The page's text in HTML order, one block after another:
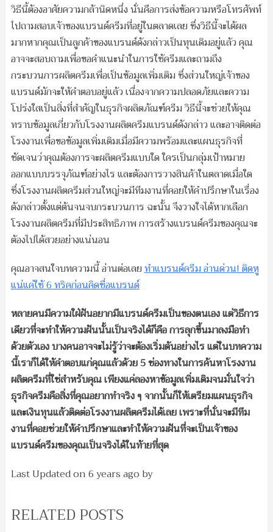
วิธีนี้ต้องอาศัยความกล้านิดหนึ่ง นั่นคือการส่งข้อความหรือโทรศัพท์
ไปถามสอบเจ้าของแบรนด์ครีมที่อยู่ในตลาดเลย ซึ่งวิธีนี้จะได้ผล
มากหากคุณเป็นลูกค้าของแบรนด์ดังกล่าวเป็นทุนเดิมอยู่แล้ว คุณ
อาจจะสอบถามเพื่อขอคำแนะนำในการใช้ครีมและถามถึง
กระบวนการผลิตครีมเพื่อเป็นข้อมูลเพิ่มเติม ซึ่งส่วนใหญ่เจ้าของ
แบรนด์มักจะให้คำตอบอยู่แล้ว เนื่องจากความปลอดภัยและความ
โปร่งใสเป็นสิ่งที่สำคัญในธุรกิจผลิตภัณฑ์ครีม วิธีนี้จะช่วยให้คุณ
ทราบข้อมูลเกี่ยวกับโรงงานผลิตครีมแบรนด์ดังกล่าว และอาจติดต่อ
โรงงานเพื่อขอข้อมูลเพิ่มเติมเมื่อมีความพร้อมและแผนธุรกิจที่
ชัดเจนว่าคุณต้องการจะผลิตครีมแบบใด ใครเป็นกลุ่มเป้าหมาย
ออกแบบบรรจุภัณฑ์อย่างไร และต้องการวางสินค้าในตลาดเมื่อใด
ซึ่งโรงงานผลิตครีมส่วนใหญ่จะมีทีมงานที่คอยให้คำปรึกษาในเรื่อง
ดังกล่าวตั้งแต่ต้นจนจบกระบวนการ ฉะนั้น จึงวางใจได้หากเลือก
โรงงานผลิตครีมที่มีประสิทธิภาพ การสร้างแบรนด์ครีมของคุณจะ
ต้องไปได้สวยอย่างแน่นอน
คุณอาจสนใจบทความนี้ อ่านต่อเลยทำแบรนด์ครีม อ่านด่วน! ติดหู
แน่แค่ใช้ 6 ทริคก่อนคิดชื่อแบรนด์
หลายคนมีความใฝ่ฝันอยากมีแบรนด์ครีมเป็นของตนเอง แต่วิธีการ
เดียวที่จะทำให้ความฝันนั้นเป็นจริงได้ก็คือ การลุกขึ้นมาลงมือทำ
ด้วยตัวเอง บางคนอาจจะไม่รู้ว่าจะต้องเริ่มต้นอย่างไร แต่ในบทความ
นี้เราก็ได้ให้คำตอบแก่คุณแล้วด้วย 5 ช่องทางในการค้นหาโรงงาน
ผลิตครีมที่ใช่สำหรับคุณ เพียงแค่ลองหาข้อมูลเพิ่มเติมจนมั่นใจว่า
ธุรกิจครีมคือสิ่งที่คุณอยากทำจริง ๆ จากนั้นก็ให้เตรียมแผนธุรกิจ
และเงินทุนแล้วติดต่อโรงงานผลิตครีมได้เลย เพราะที่นั่นจะมีทีม
งานที่คอยช่วยให้คำปรึกษาและทำให้ความฝันที่จะเป็นเจ้าของ
แบรนด์ครีมของคุณเป็นจริงได้ในท้ายที่สุด
Last Updated on6 years ago by
RELATED POSTS